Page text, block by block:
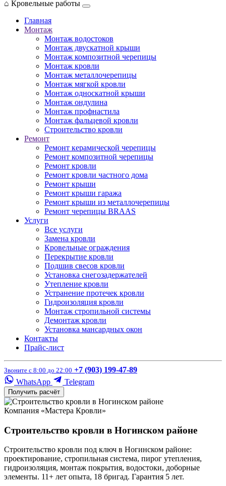
⌂ Кровельные работы
Главная
Монтаж
Монтаж водостоков
Монтаж двускатной крыши
Монтаж композитной черепицы
Монтаж кровли
Монтаж металлочерепицы
Монтаж мягкой кровли
Монтаж односкатной крыши
Монтаж ондулина
Монтаж профнастила
Монтаж фальцевой кровли
Строительство кровли
Ремонт
Ремонт керамической черепицы
Ремонт композитной черепицы
Ремонт кровли
Ремонт кровли частного дома
Ремонт крыши
Ремонт крыши гаража
Ремонт крыши из металлочерепицы
Ремонт черепицы BRAAS
Услуги
Все услуги
Замена кровли
Кровельные ограждения
Перекрытие кровли
Подшив свесов кровли
Установка снегозадержателей
Утепление кровли
Устранение протечек кровли
Гидроизоляция кровли
Монтаж стропильной системы
Демонтаж кровли
Установка мансардных окон
Контакты
Прайс-лист
Звоните с 8:00 до 22:00 +7 (903) 199-47-89
WhatsApp
Telegram
Получить расчёт
Компания «Мастера Кровли»
Строительство кровли в Ногинском районе
Строительство кровли под ключ в Ногинском районе:
проектирование, стропильная система, пирог утепления,
гидроизоляция, монтаж покрытия, водостоки, доборные
элементы. 11+ лет опыта, 18 бригад. Гарантия 5 лет.